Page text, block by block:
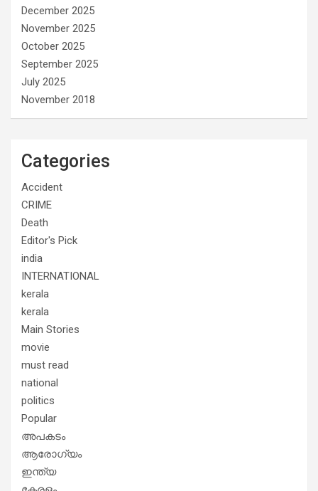
December 2025
November 2025
October 2025
September 2025
July 2025
November 2018
Categories
Accident
CRIME
Death
Editor's Pick
india
INTERNATIONAL
kerala
kerala
Main Stories
movie
must read
national
politics
Popular
അപകടം
ആരോഗ്യം
ഇന്ത്യ